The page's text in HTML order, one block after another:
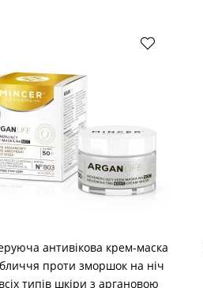
антивікова крем-маска
проти зморшок на ніч
типів шкіри з аргановою